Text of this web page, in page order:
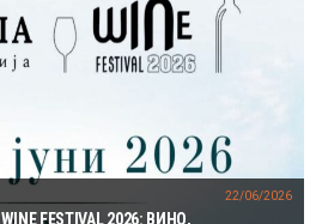
FESTIVAL 2026: ВИНО,
22/06/2026